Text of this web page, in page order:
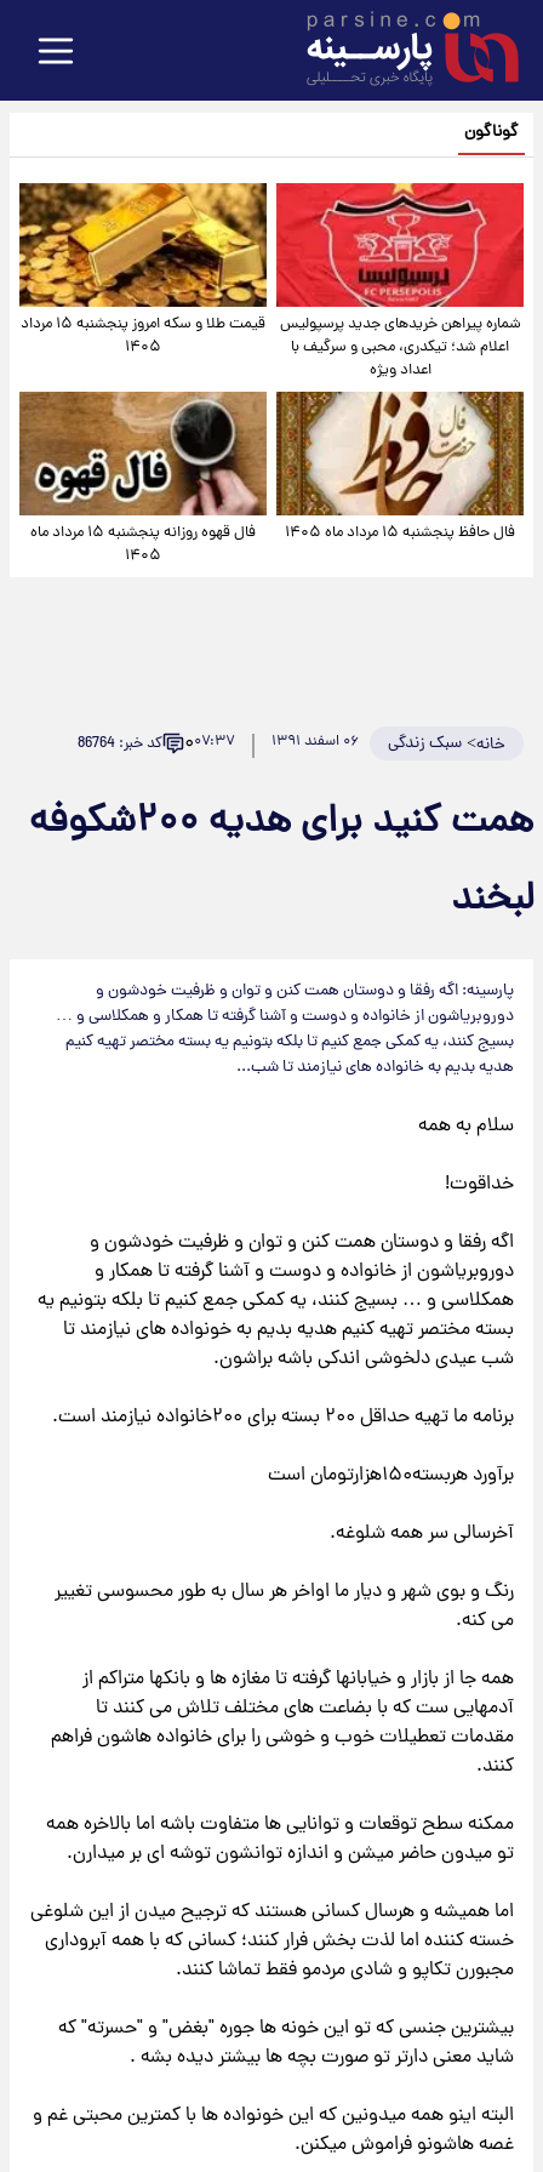
گوناگون
شماره پیراهن خریدهای جدید پرسپولیس
اعلام شد؛ تیکدری، محبی و سرگیف با
اعداد ویژه
قیمت طلا و سکه امروز پنجشنبه ۱۵ مرداد
۱۴۰۵
فال حافظ پنجشنبه ۱۵ مرداد ماه ۱۴۰۵
فال قهوه روزانه پنجشنبه ۱۵ مرداد ماه
۱۴۰۵
خانه>سبک زندگی ۰۶ اسفند ۱۳۹۱ ۰۷:۳۷۰ کد خبر: 86764
همت کنید برای هدیه ۲۰۰شکوفه
لبخند
پارسینه: اگه رفقا و دوستان همت کنن و توان و ظرفیت خودشون و
دوروبریاشون از خانواده و دوست و آشنا گرفته تا همکار و همکلاسی و …
بسیج کنند،‌ یه کمکی جمع کنیم تا بلکه بتونیم یه بسته مختصر تهیه کنیم
هدیه بدیم به خانواده های نیازمند تا شب...
سلام به همه
خداقوت!
اگه رفقا و دوستان همت کنن و توان و ظرفیت خودشون و
دوروبریاشون از خانواده و دوست و آشنا گرفته تا همکار و
همکلاسی و … بسیج کنند،‌ یه کمکی جمع کنیم تا بلکه بتونیم یه
بسته مختصر تهیه کنیم هدیه بدیم به خونواده های نیازمند تا
شب عیدی دلخوشی اندکی باشه براشون.
برنامه ما تهیه حداقل ۲۰۰ بسته برای ۲۰۰خانواده نیازمند است.
برآورد هربسته۱۵۰هزارتومان است
آخرسالی سر همه شلوغه.
رنگ و بوی شهر و دیار ما اواخر هر سال به طور محسوسی تغییر
می کنه.
همه جا از بازار و خیابانها گرفته تا مغازه ها و بانکها متراکم از
آدمهایی ست که با بضاعت های مختلف تلاش می کنند تا
مقدمات تعطیلات خوب و خوشی را برای خانواده هاشون فراهم
کنند.
ممکنه سطح توقعات و توانایی ها متفاوت باشه اما بالاخره همه
تو میدون حاضر میشن و اندازه توانشون توشه ای بر میدارن.
اما همیشه و هرسال کسانی هستند که ترجیح میدن از این شلوغی
خسته کننده اما لذت بخش فرار کنند؛ کسانی که با همه آبروداری
مجبورن تکاپو و شادی مردمو فقط تماشا کنند.
بیشترین جنسی که تو این خونه ها جوره "بغض" و "حسرته" که
شاید معنی دارتر تو صورت بچه ها بیشتر دیده بشه .
البته اینو همه میدونین که این خونواده ها با کمترین محبتی غم و
غصه هاشونو فراموش میکنن.